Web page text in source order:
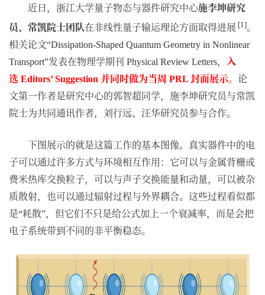
近日，浙江大学量子物态与器件研究中心施李坤研究
员、常凯院士团队在非线性量子输运理论方面取得进展 [1]。
相关论文“Dissipation-Shaped Quantum Geometry in Nonlinear
Transport”发表在物理学期刊 Physical Review Letters， 入
选 Editors’ Suggestion 并同时做为当周 PRL 封面展示。 论
文第一作者是研究中心的郭智超同学，施李坤研究员与常凯
院士为共同通讯作者，刘行远、汪华研究员参与合作。
下图展示的就是这篇工作的基本图像。真实器件中的电
子可以通过许多方式与环境相互作用：它可以与金属背栅或
费米热库交换粒子，可以与声子交换能量和动量，可以被杂
质散射，也可以通过辐射过程与外界耦合。这些过程看似都
是“耗散”，但它们不只是给公式加上一个衰减率，而是会把
电子系统带到不同的非平衡稳态。